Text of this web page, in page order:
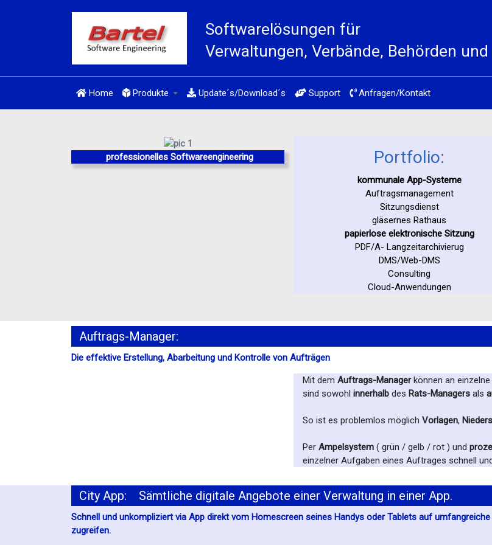
Softwarelösungen für
Verwaltungen, Verbände, Behörden
Home Produkte Update´s/Download´s Support Anfragen/Kontakt
professionelles Softwareengineering Portfolio:
kommunale App-Systeme
Auftragsmanagement
Sitzungsdienst
gläsernes Rathaus
papierlose elektronische Sitzung
PDF/A- Langzeitarchivierug
DMS/Web-DMS
Consulting
Cloud-Anwendungen
Auftrags-Manager:
Die effektive Erstellung, Abarbeitung und Kontrolle von Aufträgen
Mit dem Auftrags-Managerkönnen an
sind sowohl innerhalb des Rats-Managers als
So ist es problemlos möglich Vorlagen,
Per Ampelsystem ( grün / gelb / rot ) und
einzelner Aufgaben eines Auftrages schnell
City App: Sämtliche digitale Angebote einer Verwaltung in einer App.
Schnell und unkompliziert via App direkt vom Homescreen seines Handys oder Tablets auf
zugreifen.